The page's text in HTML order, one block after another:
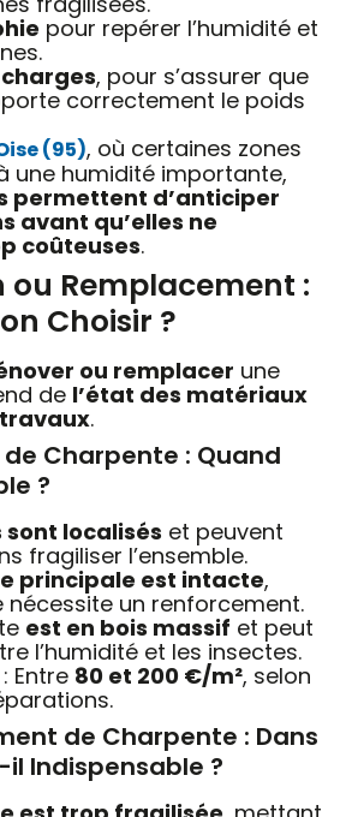
pour repérer l’humidité et
, pour s’assurer que
correctement le poids
(95), où certaines zones
une humidité importante,
permettent d’anticiper
avant qu’elles ne
coûteuses.
ou Remplacement :
Choisir ?
ou remplacer une
de l’état des matériaux
.
de Charpente : Quand
?
localisés et peuvent
fragiliser l’ensemble.
principale est intacte,
nécessite un renforcement.
est en bois massif et peut
l’humidité et les insectes.
: Entre 80 et 200 €/m², selon
de Charpente : Dans
il Indispensable ?